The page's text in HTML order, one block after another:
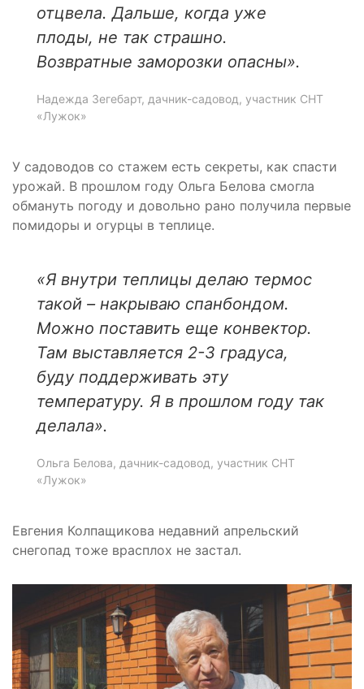
отцвела. Дальше, когда уже
плоды, не так страшно.
Возвратные заморозки опасны».
Надежда Зегебарт, дачник-садовод, участник СНТ
«Лужок»
У садоводов со стажем есть секреты, как спасти
урожай. В прошлом году Ольга Белова смогла
обмануть погоду и довольно рано получила первые
помидоры и огурцы в теплице.
«Я внутри теплицы делаю термос
такой – накрываю спанбондом.
Можно поставить еще конвектор.
Там выставляется 2-3 градуса,
буду поддерживать эту
температуру. Я в прошлом году так
делала».
Ольга Белова, дачник-садовод, участник СНТ
«Лужок»
Евгения Колпащикова недавний апрельский
снегопад тоже врасплох не застал.